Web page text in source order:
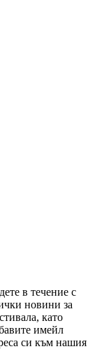
в течение с
новини за
като
имейл
си към нашия